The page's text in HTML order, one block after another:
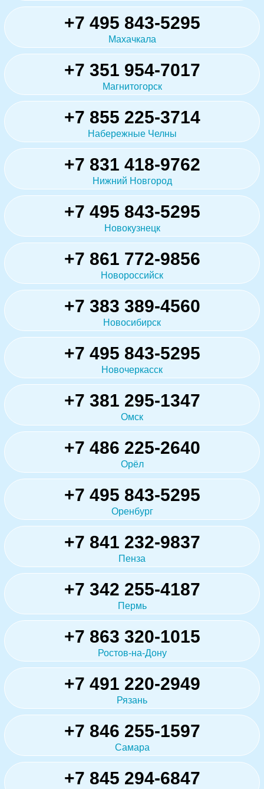
+7 495 843-5295
Махачкала
+7 351 954-7017
Магнитогорск
+7 855 225-3714
Набережные Челны
+7 831 418-9762
Нижний Новгород
+7 495 843-5295
Новокузнецк
+7 861 772-9856
Новороссийск
+7 383 389-4560
Новосибирск
+7 495 843-5295
Новочеркасск
+7 381 295-1347
Омск
+7 486 225-2640
Орёл
+7 495 843-5295
Оренбург
+7 841 232-9837
Пенза
+7 342 255-4187
Пермь
+7 863 320-1015
Ростов-на-Дону
+7 491 220-2949
Рязань
+7 846 255-1597
Самара
+7 845 294-6847